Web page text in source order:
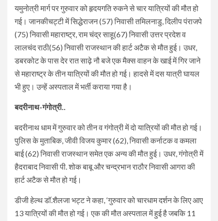
यमुनोत्री मार्ग पर गुरुवार को हृदयगति रुकने से चार यात्रियों की मौत हो
गई। जानकीचट्टी में सिद्धेराजन (57) निवासी तमिलनाडु, दिलीप पंराजपे
(75) निवासी महाराष्ट्र, राम चंद्र साहू(67) निवासी उत्तर प्रदेश व
लालचंद राठी(56) निवासी राजस्थान की हार्ट अटैक से मौत हुई। उधर,
डबरकोट के पास देर रात साढ़े नौ बजे एक मैक्स वाहन के खाई में गिर जाने
से महाराष्ट्र के तीन यात्रियों की मौत हो गई। हादसे में दस यात्री घायल
भी हुए। उन्हें अस्पताल में भर्ती कराया गया है।
बदरीनाथ-गंगोत्री..
बदरीनाथ धाम में गुरुवार को तीन व गंगोत्री में दो यात्रियों की मौत हो गई।
पुलिस के मुताबिक, जीवी विजय कुमार (62), निवासी कर्नाटक व कमला
बाई (62) निवासी राजस्थान समेत एक अन्य की मौत हुई। उधर, गंगोत्री में
हैदराबाद निवासी पी. शोक बाबू और चन्द्रभान राठौर निवासी आगरा की
हार्ट अटैक से मौत हो गई।
डीजी हेल्थ डॉ.शैलजा भट्ट ने कहा, ‘गुरुवार को चारधाम दर्शन के लिए आए
13 यात्रियों की मौत हो गई। एक की मौत अस्पताल में हुई है जबकि 11